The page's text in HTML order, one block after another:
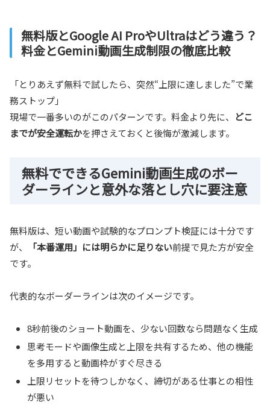
無料版とGoogle AI ProやUltraはどう違う？
料金とGemini動画生成制限の徹底比較
「とりあえず無料で試したら、突然“上限に達しました”で業
務ストップ」
現場で一番多いのがこのパターンです。料金より先に、 どこ
までが安全運転かを押さえておくと後悔が激減します。
無料でできるGemini動画生成のボー
ダーラインと意外な落とし穴に要注意
無料版は、短い動画や試験的なプロンプト検証には十分です
が、
「本番運用」には明らかに足りない前提で見た方が安全
です。
代表的なボーダーラインは次のイメージです。
8秒前後のショート動画を、少ない回数なら問題なく生成
思考モードや画像生成と上限を共有するため、他の機能
を多用すると動画枠がすぐ尽きる
上限リセットを待つしかなく、締切がある仕事との相性
が悪い